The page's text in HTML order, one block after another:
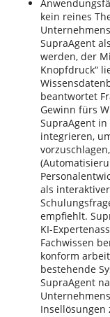
kein reines
SupraAgent
werden, der
Knopfdruck“
beantwortet
Gewinn fürs
SupraAgent
integrieren,
als
empfiehlt.
KI-
Fachwissen
konform
bestehende
SupraAgent
Insellösungen